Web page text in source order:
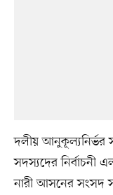
দলীয় আনুকূল্যনির্ভর
সদস্যদের নির্বাচনী
নারী আসনের সংসদ